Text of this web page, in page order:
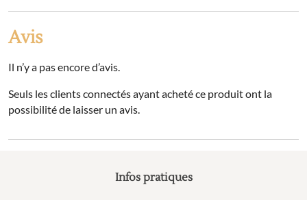
Avis
Il n’y a pas encore d’avis.
Seuls les clients connectés ayant acheté ce produit ont la
possibilité de laisser un avis.
Infos pratiques